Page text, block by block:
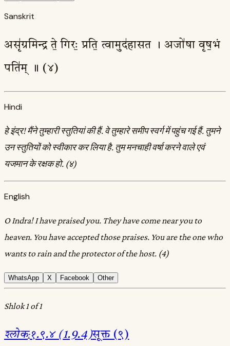
Sanskrit
असृ॑ग्रमिन्द्र ते॒ गिरः॒ प्रति॒ त्वामुद॑हासत । अजो॑षा वृष॒भं
पति॑म् ॥ (४)
Hindi
हे इंद्र! मैंने तुम्हारी स्तुतियां की हैं. वे तुम्हारे समीप स्वर्ग में पहुंच गई हैं. तुमने
उन स्तुतियों को स्वीकार कर लिया है. तुम मनचाही वर्षा करने वाले एवं
यजमान के रक्षक हो. (४)
English
O Indra! I have praised you. They have come near you to
heaven. You have accepted those praises. You are the one who
wants to rain and the protector of the host. (4)
WhatsApp X Facebook Other
Shlok 1 of 1
श्लोक:१.९.४ (1.9.4)सूक्त (९)